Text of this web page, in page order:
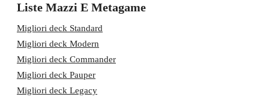
Liste Mazzi E Metagame
Migliori deck Standard
Migliori deck Modern
Migliori deck Commander
Migliori deck Pauper
Migliori deck Legacy